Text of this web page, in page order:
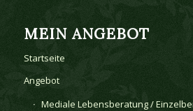
MEIN ANGEBOT
Startseite
Angebot
Mediale Lebensberatung /